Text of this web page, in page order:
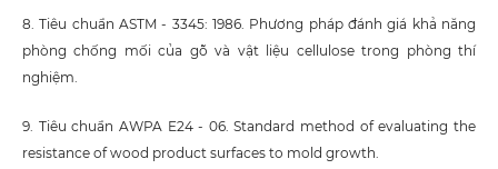
8. Tiêu chuẩn ASTM - 3345: 1986. Phương pháp đánh giá khả năng
phòng chống mối của gỗ và vật liệu cellulose trong phòng thí
nghiệm.
9. Tiêu chuẩn AWPA E24 - 06. Standard method of evaluating the
resistance of wood product surfaces to mold growth.